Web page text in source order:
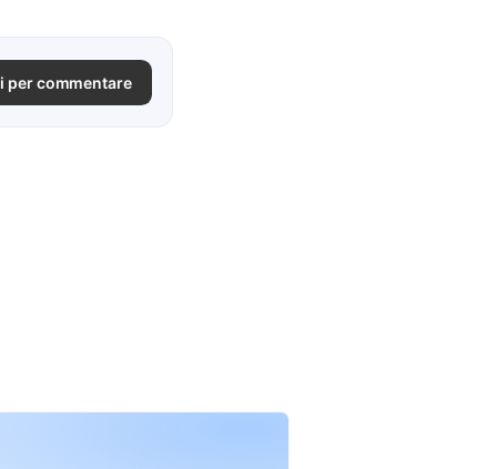
per commentare